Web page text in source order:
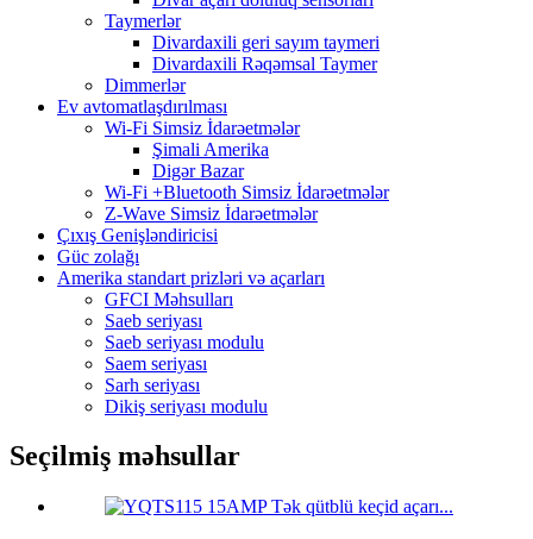
Taymerlər
Divardaxili geri sayım taymeri
Divardaxili Rəqəmsal Taymer
Dimmerlər
Ev avtomatlaşdırılması
Wi-Fi Simsiz İdarəetmələr
Şimali Amerika
Digər Bazar
Wi-Fi +Bluetooth Simsiz İdarəetmələr
Z-Wave Simsiz İdarəetmələr
Çıxış Genişləndiricisi
Güc zolağı
Amerika standart prizləri və açarları
GFCI Məhsulları
Saeb seriyası
Saeb seriyası modulu
Saem seriyası
Sarh seriyası
Dikiş seriyası modulu
Seçilmiş məhsullar